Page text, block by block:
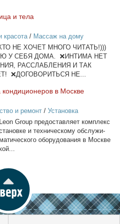
и те­ла
красота/ Массаж на дому
НЕ ХОЧЕТ МНОГО ЧИТАТЬ!)))
У СЕБЯ ДОМА. ❌ИНТИМА НЕТ
РАССЛАБЛЕНИЯ И ТАК
❌ДОГОВОРИТЬСЯ НЕ...
кон­ди­ци­о­не­ров в Москве
и ремонт/ Установка
Group предо­став­ля­ет ком­плекс
и тех­ни­че­ско­му об­слу­жи­
обо­ру­до­ва­ния в Москве